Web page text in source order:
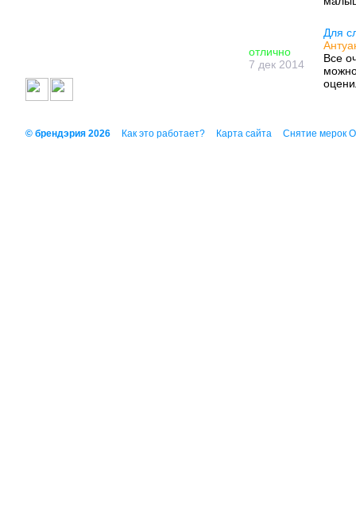
отлично
7 дек 2014
Для
Все
© брендэрия 2026 Как это работает? Карта сайта Снятие мерок